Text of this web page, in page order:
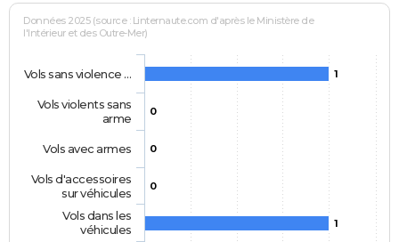
Données 2025 (source : Linternaute.com d'après le Ministère de
l'Intérieur et des Outre-Mer)
1
0
0
0
1
Vols sans violence …
Vols violents sans
arme
Vols avec armes
Vols d'accessoires
sur véhicules
Vols dans les
véhicules